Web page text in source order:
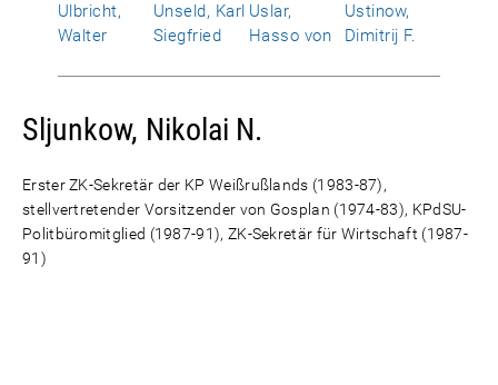
Ulbricht,
Walter
Unseld, Karl
Siegfried
Uslar,
Hasso von
Ustinow,
Dimitrij F.
Sljunkow, Nikolai N.
Erster ZK-Sekretär der KP Weißrußlands (1983-87),
stellvertretender Vorsitzender von Gosplan (1974-83), KPdSU-
Politbüromitglied (1987-91), ZK-Sekretär für Wirtschaft (1987-
91)